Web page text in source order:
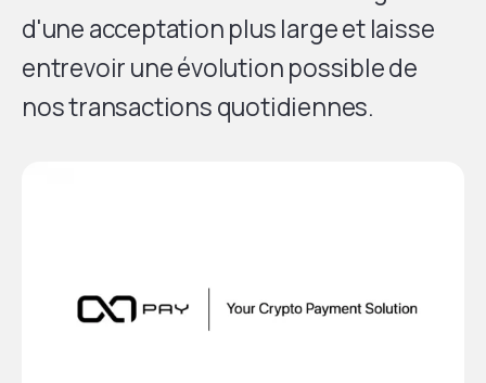
d'une acceptation plus large et laisse
entrevoir une évolution possible de
nos transactions quotidiennes.